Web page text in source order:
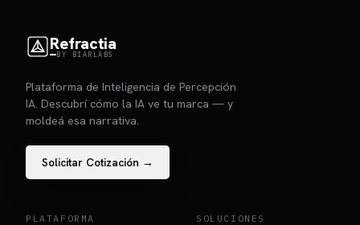
Refractia
BY BIARLABS
Plataforma de Inteligencia de Percepción
IA. Descubrí cómo la IA ve tu marca — y
moldeá esa narrativa.
Solicitar Cotización →
PLATAFORMA SOLUCIONES